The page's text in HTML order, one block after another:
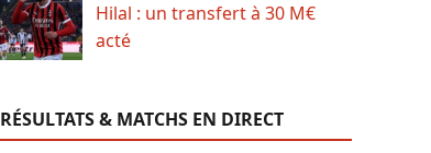
Hilal : un transfert à 30 M€
acté
RÉSULTATS & MATCHS EN DIRECT